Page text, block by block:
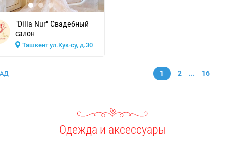
"Dilia Nur" Свадебный
салон
Ташкент ул.Кук-су, д.30
1 2 ... 16
Одежда и аксессуары